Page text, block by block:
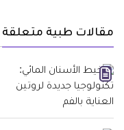
مقالات طبية متعلقة